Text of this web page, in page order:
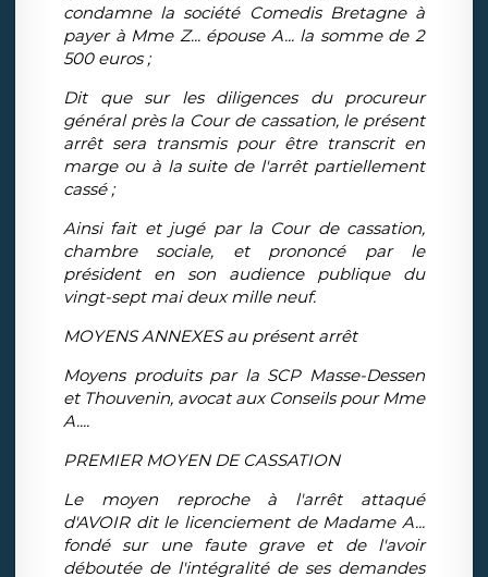
condamne la société Comedis Bretagne à
payer à Mme Z... épouse A... la somme de 2
500 euros ;
Dit que sur les diligences du procureur
général près la Cour de cassation, le présent
arrêt sera transmis pour être transcrit en
marge ou à la suite de l'arrêt partiellement
cassé ;
Ainsi fait et jugé par la Cour de cassation,
chambre sociale, et prononcé par le
président en son audience publique du
vingt-sept mai deux mille neuf.
MOYENS ANNEXES au présent arrêt
Moyens produits par la SCP Masse-Dessen
et Thouvenin, avocat aux Conseils pour Mme
A....
PREMIER MOYEN DE CASSATION
Le moyen reproche à l'arrêt attaqué
d'AVOIR dit le licenciement de Madame A...
fondé sur une faute grave et de l'avoir
déboutée de l'intégralité de ses demandes